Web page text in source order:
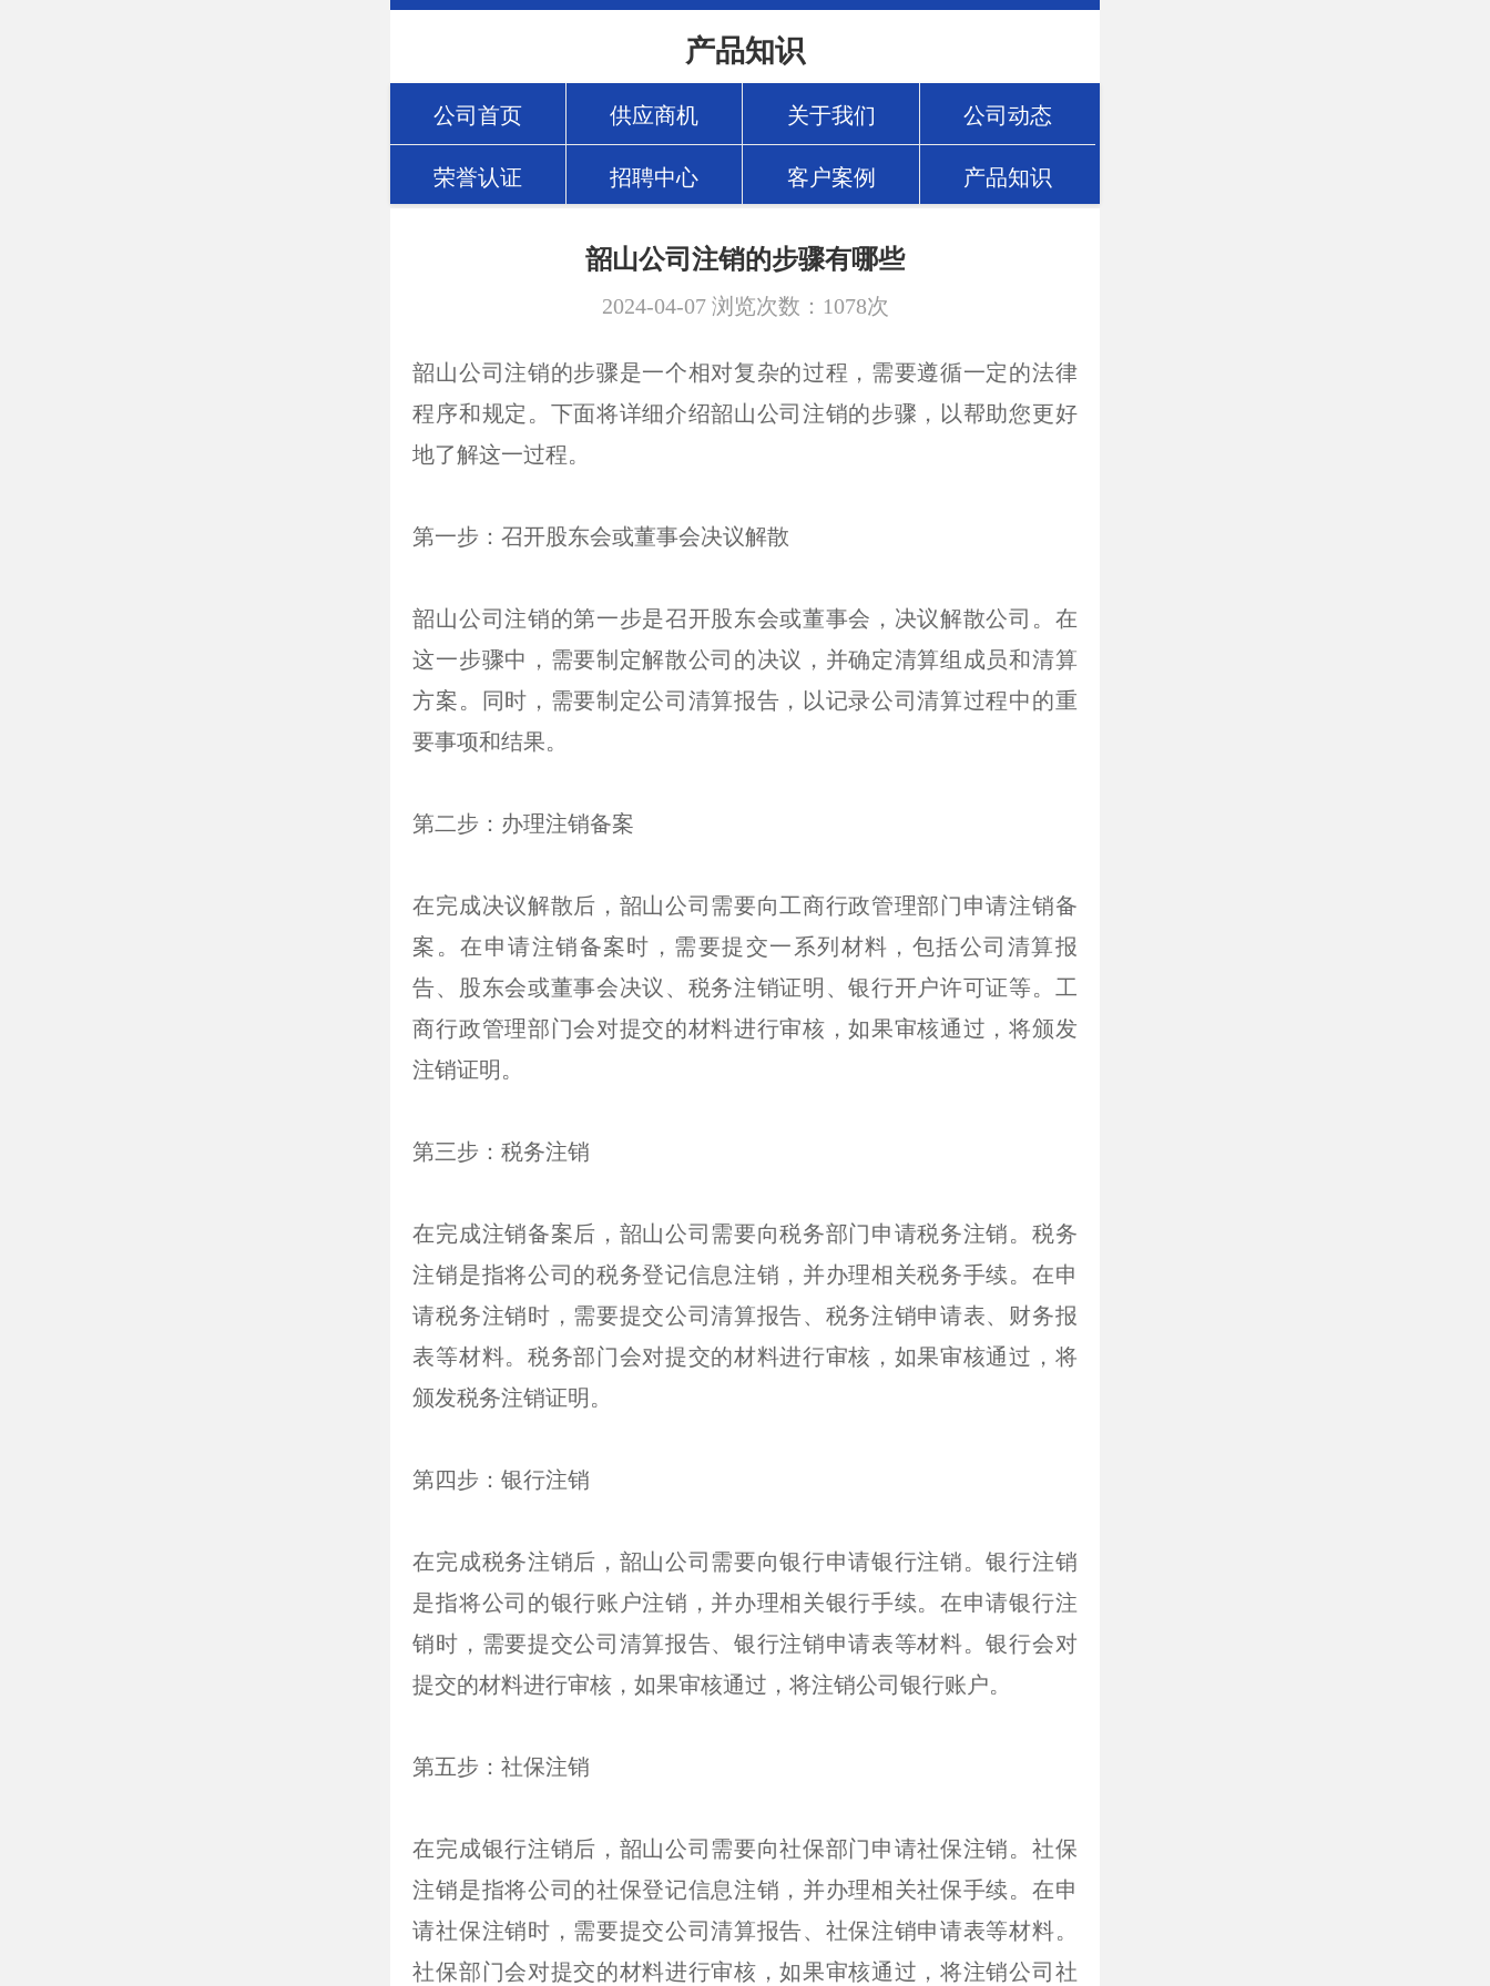
产品知识
公司首页 供应商机 关于我们 公司动态
荣誉认证 招聘中心 客户案例 产品知识
韶山公司注销的步骤有哪些
2024-04-07浏览次数： 1078次
韶山公司注销的步骤是一个相对复杂的过程，需要遵循一定的法律
程序和规定。下面将详细介绍韶山公司注销的步骤，以帮助您更好
地了解这一过程。
第一步：召开股东会或董事会决议解散
韶山公司注销的第一步是召开股东会或董事会，决议解散公司。在
这一步骤中，需要制定解散公司的决议，并确定清算组成员和清算
方案。同时，需要制定公司清算报告，以记录公司清算过程中的重
要事项和结果。
第二步：办理注销备案
在完成决议解散后，韶山公司需要向工商行政管理部门申请注销备
案。在申请注销备案时，需要提交一系列材料，包括公司清算报
告、股东会或董事会决议、税务注销证明、银行开户许可证等。工
商行政管理部门会对提交的材料进行审核，如果审核通过，将颁发
注销证明。
第三步：税务注销
在完成注销备案后，韶山公司需要向税务部门申请税务注销。税务
注销是指将公司的税务登记信息注销，并办理相关税务手续。在申
请税务注销时，需要提交公司清算报告、税务注销申请表、财务报
表等材料。税务部门会对提交的材料进行审核，如果审核通过，将
颁发税务注销证明。
第四步：银行注销
在完成税务注销后，韶山公司需要向银行申请银行注销。银行注销
是指将公司的银行账户注销，并办理相关银行手续。在申请银行注
销时，需要提交公司清算报告、银行注销申请表等材料。银行会对
提交的材料进行审核，如果审核通过，将注销公司银行账户。
第五步：社保注销
在完成银行注销后，韶山公司需要向社保部门申请社保注销。社保
注销是指将公司的社保登记信息注销，并办理相关社保手续。在申
请社保注销时，需要提交公司清算报告、社保注销申请表等材料。
社保部门会对提交的材料进行审核，如果审核通过，将注销公司社